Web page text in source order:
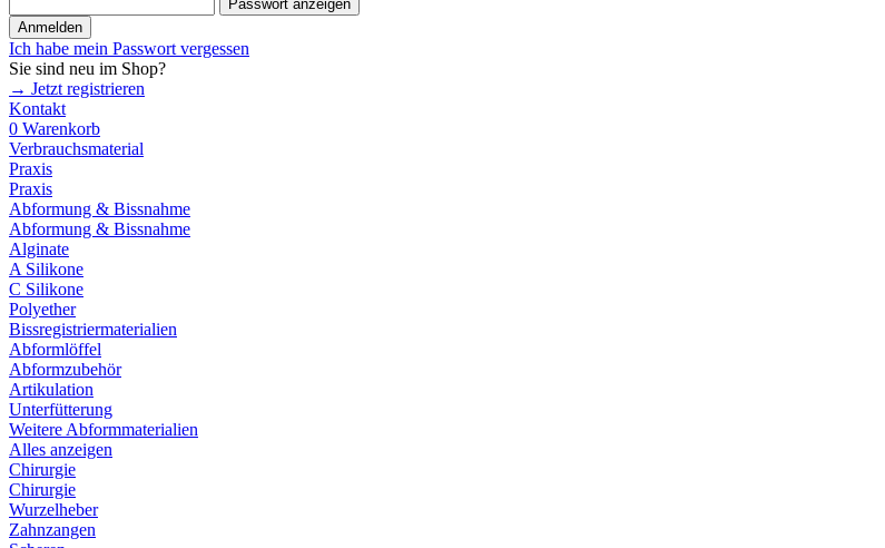
Passwort anzeigen
Anmelden
Ich habe mein Passwort vergessen
Sie sind neu im Shop?
→ Jetzt registrieren
Kontakt
0 Warenkorb
Verbrauchsmaterial
Praxis
Praxis
Abformung & Bissnahme
Abformung & Bissnahme
Alginate
A Silikone
C Silikone
Polyether
Bissregistriermaterialien
Abformlöffel
Abformzubehör
Artikulation
Unterfütterung
Weitere Abformmaterialien
Alles anzeigen
Chirurgie
Chirurgie
Wurzelheber
Zahnzangen